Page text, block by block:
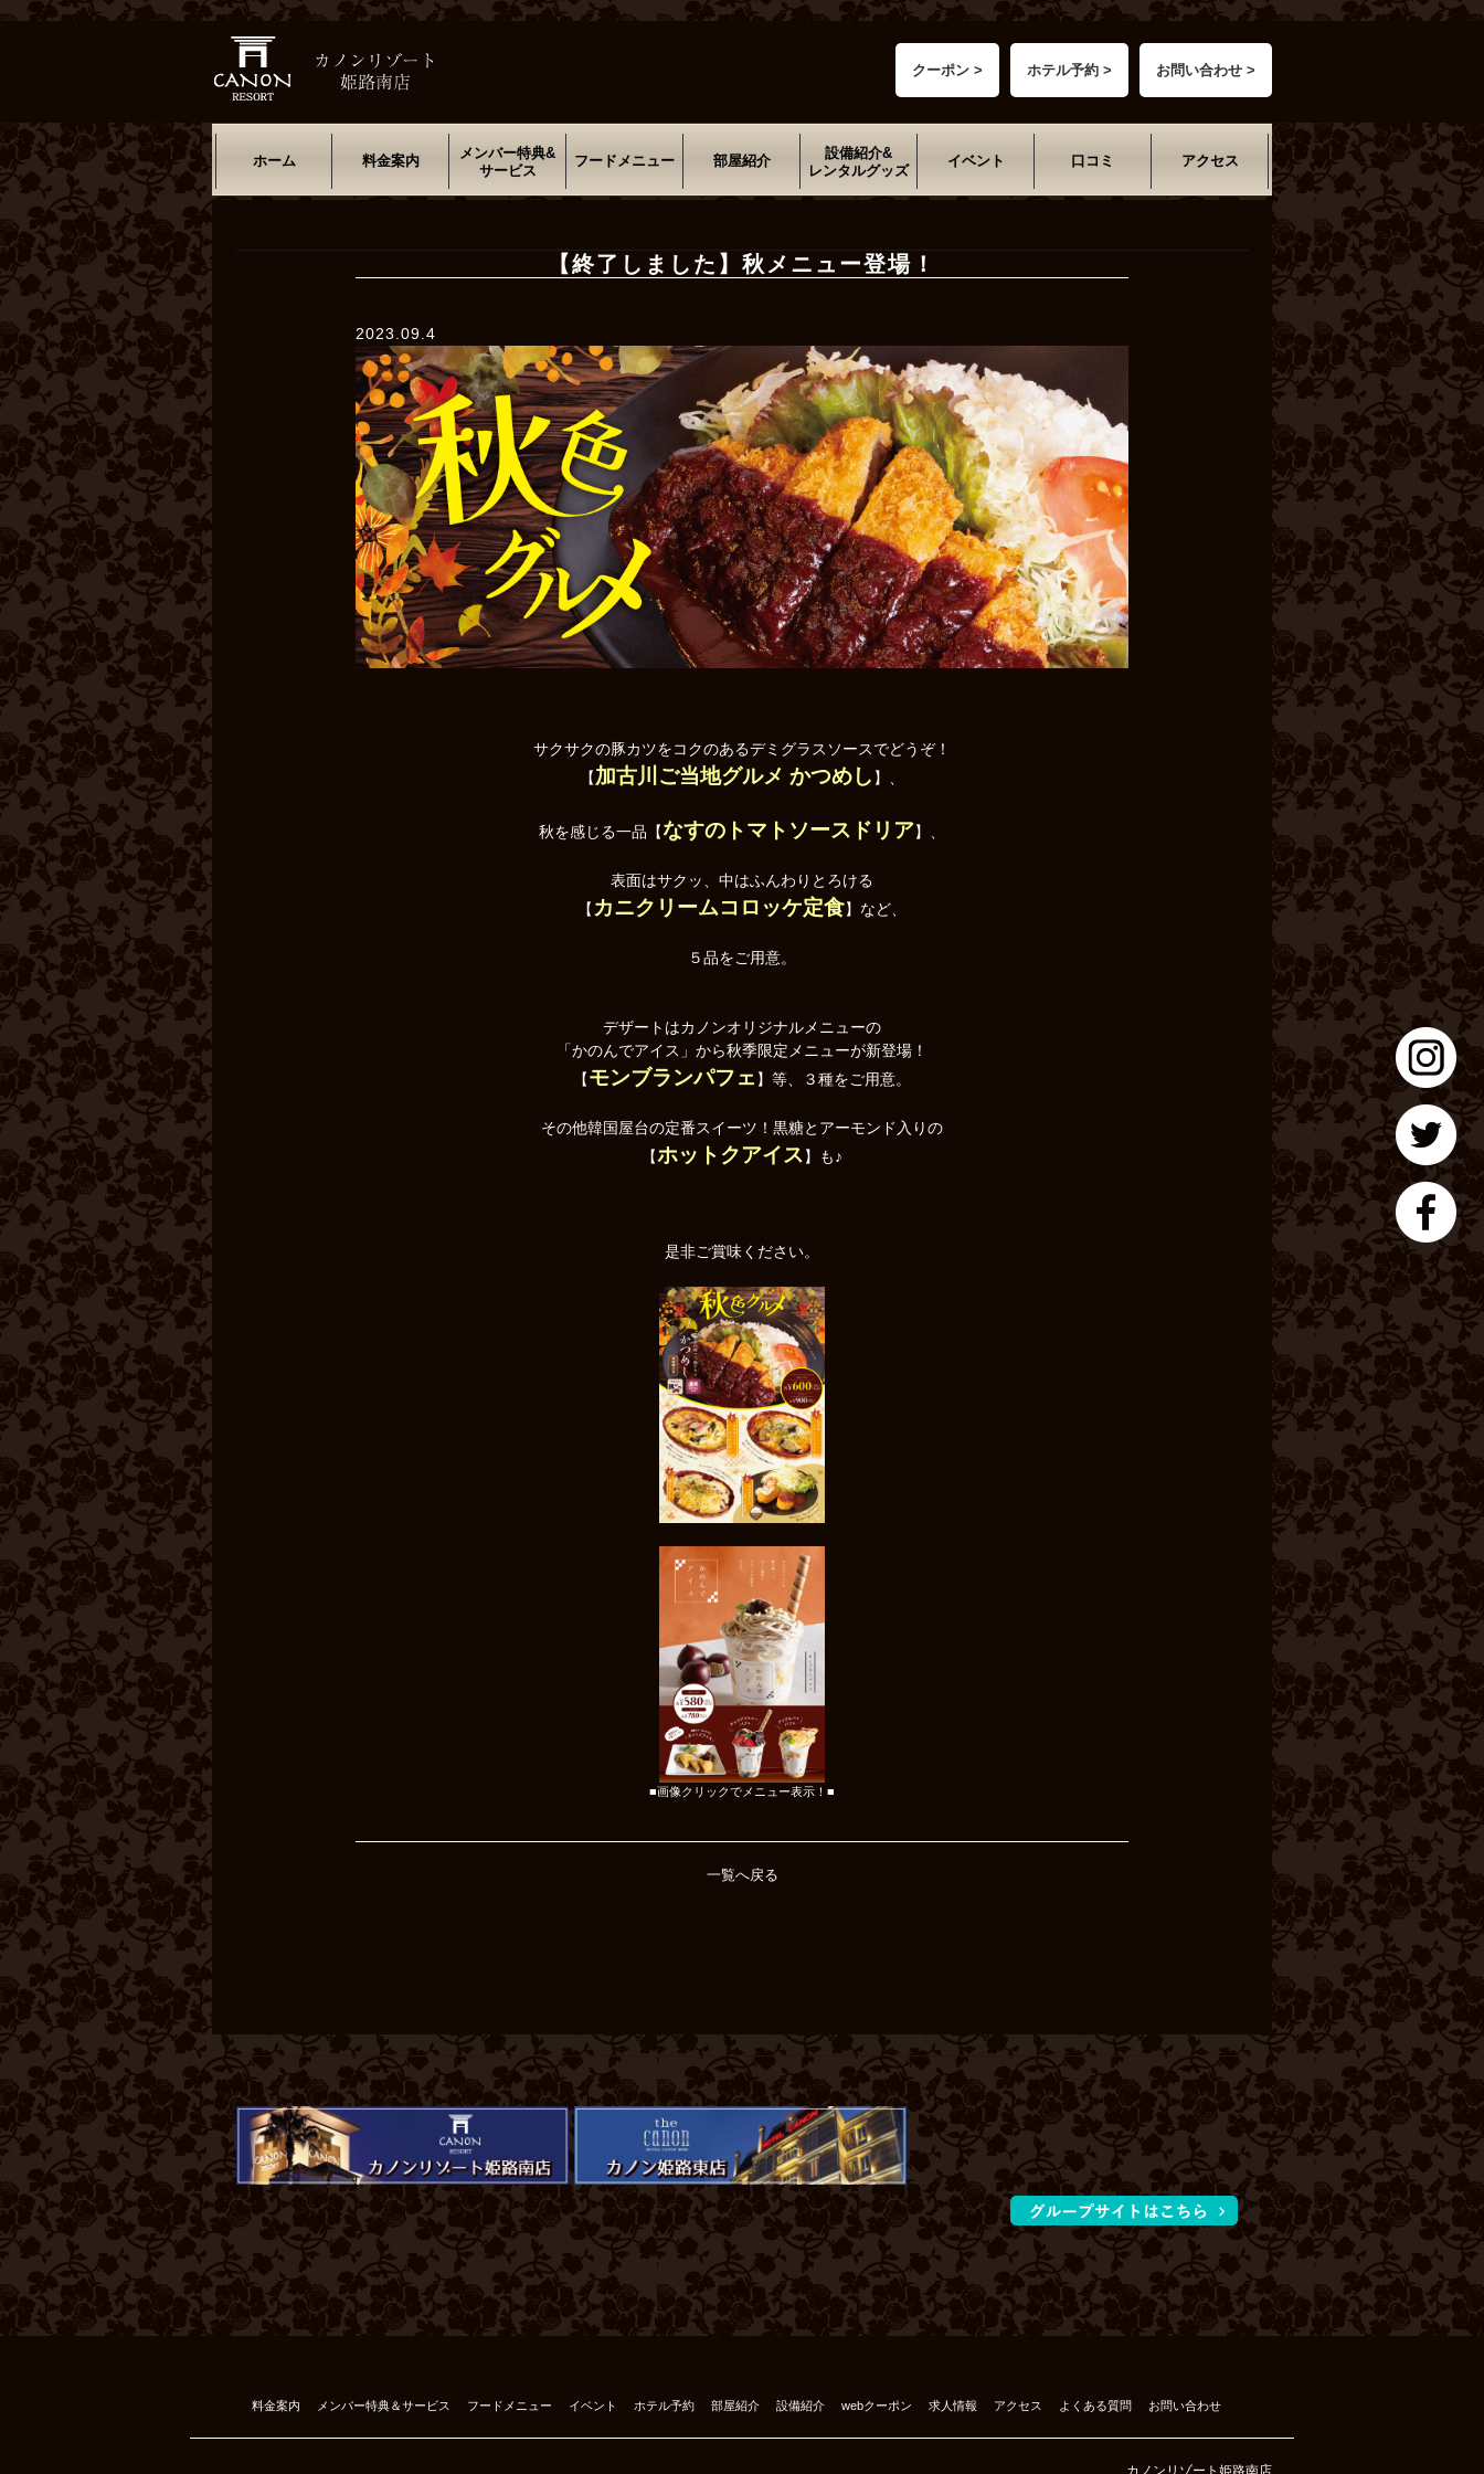
お問い合わせ >
ホテル予約 >
クーポン >
ホーム 料金案内
メンバー特典&
サービス
フードメニュー 部屋紹介
設備紹介&
レンタルグッズ
イベント 口コミ アクセス
【終了しました】秋メニュー登場！
2023.09.4
サクサクの豚カツをコクのあるデミグラスソースでどうぞ！
【加古川ご当地グルメ かつめし 】、
秋を感じる一品【なすのトマトソースドリア】、
表面はサクッ、中はふんわりとろける
【 カニクリームコロッケ定食】など、
５品をご用意。
デザートはカノンオリジナルメニューの
「かのんでアイス」から秋季限定メニューが新登場！
【モンブランパフェ 】等、３種をご用意。
その他韓国屋台の定番スイーツ！黒糖とアーモンド入りの
【ホットクアイス 】も♪
是非ご賞味ください。
■画像クリックでメニュー表示！■
一覧へ戻る
料金案内 メンバー特典＆サービス フードメニュー イベント ホテル予約 部屋紹介 設備紹介 webクーポン 求人情報 アクセス よくある質問 お問い合わせ
カノンリゾート姫路南店